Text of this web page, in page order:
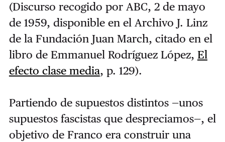
(Discurso recogido por ABC, 2 de mayo
de 1959, disponible en el Archivo J. Linz
de la Fundación Juan March, citado en el
libro de Emmanuel Rodríguez López, El
efecto clase media, p. 129).
Partiendo de supuestos distintos —unos
supuestos fascistas que despreciamos—, el
objetivo de Franco era construir una